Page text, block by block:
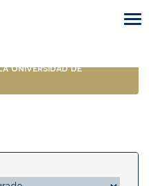
Universidad de